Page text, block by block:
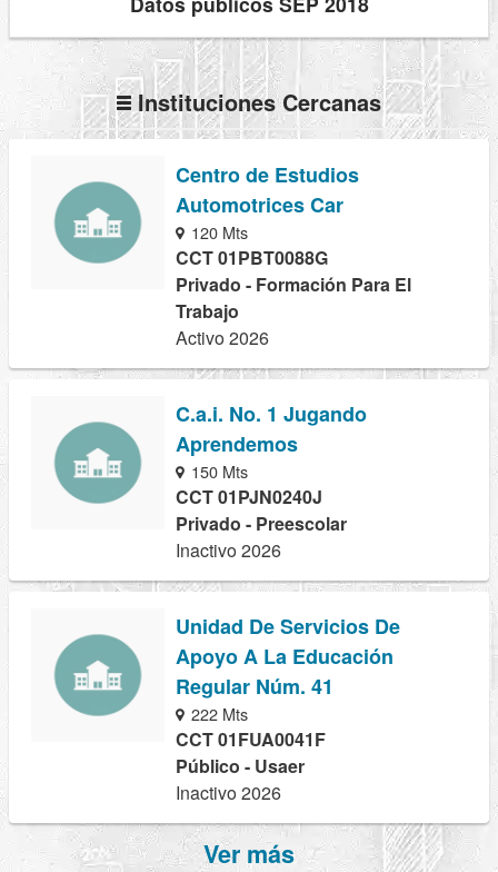
Instituciones Cercanas
Centro de Estudios
Automotrices Car
120 Mts
CCT 01PBT0088G
Privado - Formación Para El
Trabajo
Activo 2026
C.a.i. No. 1 Jugando
Aprendemos
150 Mts
CCT 01PJN0240J
Privado - Preescolar
Inactivo 2026
Unidad De Servicios De
Apoyo A La Educación
Regular Núm. 41
222 Mts
CCT 01FUA0041F
Público - Usaer
Inactivo 2026
Ver más